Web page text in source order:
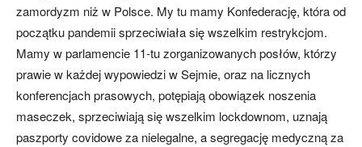
zamordyzm niż w Polsce. My tu mamy Konfederację, która od
początku pandemii sprzeciwiała się wszelkim restrykcjom.
Mamy w parlamencie 11-tu zorganizowanych posłów, którzy
prawie w każdej wypowiedzi w Sejmie, oraz na licznych
konferencjach prasowych, potępiają obowiązek noszenia
maseczek, sprzeciwiają się wszelkim lockdownom, uznają
paszporty covidowe za nielegalne, a segregację medyczną za